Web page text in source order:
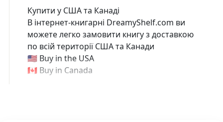
Купити у США та Канаді
В інтернет-книгарні DreamyShelf.com ви
можете легко замовити книгу з доставкою
по всій території США та Канади
🇺🇸 Buy in the USA
🇨🇦 Buy in Canada